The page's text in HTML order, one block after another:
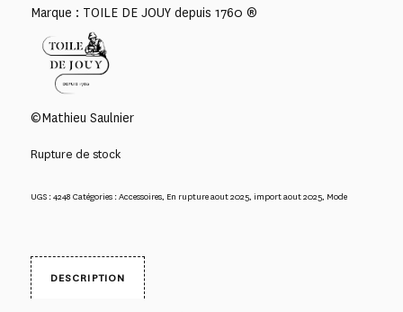
Marque : TOILE DE JOUY depuis 1760 ®
©Mathieu Saulnier
Rupture de stock
UGS :4248 Catégories :Accessoires, En rupture aout 2025, import aout 2025, Mode
DESCRIPTION